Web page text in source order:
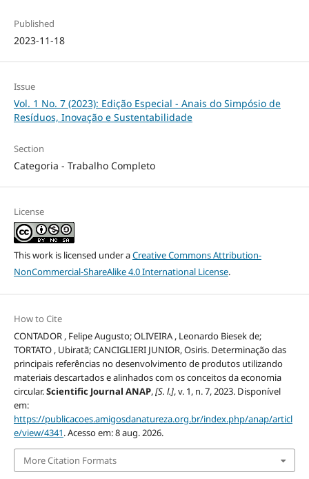
Published
2023-11-18
Issue
Vol. 1 No. 7 (2023): Edição Especial - Anais do Simpósio de
Resíduos, Inovação e Sustentabilidade
Section
Categoria - Trabalho Completo
License
This work is licensed under aCreative Commons Attribution-
NonCommercial-ShareAlike 4.0 International License.
How to Cite
CONTADOR , Felipe Augusto; OLIVEIRA , Leonardo Biesek de;
TORTATO , Ubiratã; CANCIGLIERI JUNIOR, Osiris. Determinação das
principais referências no desenvolvimento de produtos utilizando
materiais descartados e alinhados com os conceitos da economia
circular.Scientific Journal ANAP,[S. l.], v. 1, n. 7, 2023. Disponível
em:
https://publicacoes.amigosdanatureza.org.br/index.php/anap/articl
e/view/4341. Acesso em: 8 aug. 2026.
More Citation Formats